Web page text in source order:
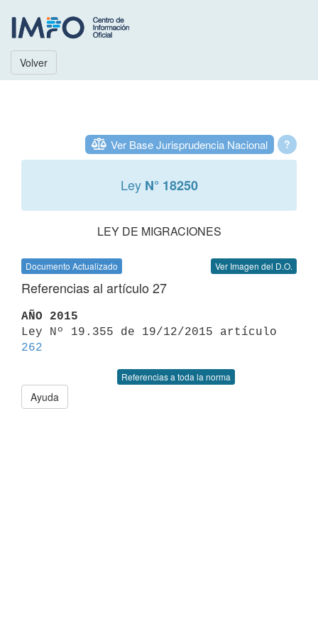
Volver
?
Ver Base Jurisprudencia Nacional
Ley N° 18250
LEY DE MIGRACIONES
Documento Actualizado Ver Imagen del D.O.
Referencias al artículo 27
AÑO 2015
262
Referencias a toda la norma
Ayuda